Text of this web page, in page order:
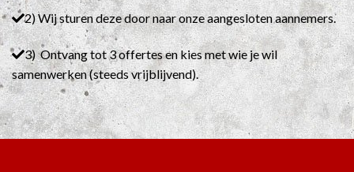
2) Wij sturen deze door naar onze aangesloten aannemers.
3) Ontvang tot 3 offertes en kies met wie je wil
samenwerken (steeds vrijblijvend).